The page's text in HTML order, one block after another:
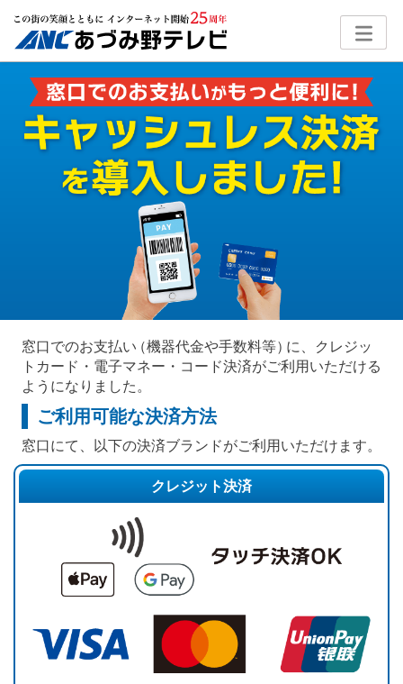
窓口でのお支払い（機器代金や手数料等） に、クレジッ
トカード・電子マネー・コード決済がご利用いただける
ようになりました。
ご利用可能な決済方法
窓口にて、以下の決済ブランドがご利用いただけます。
クレジット決済